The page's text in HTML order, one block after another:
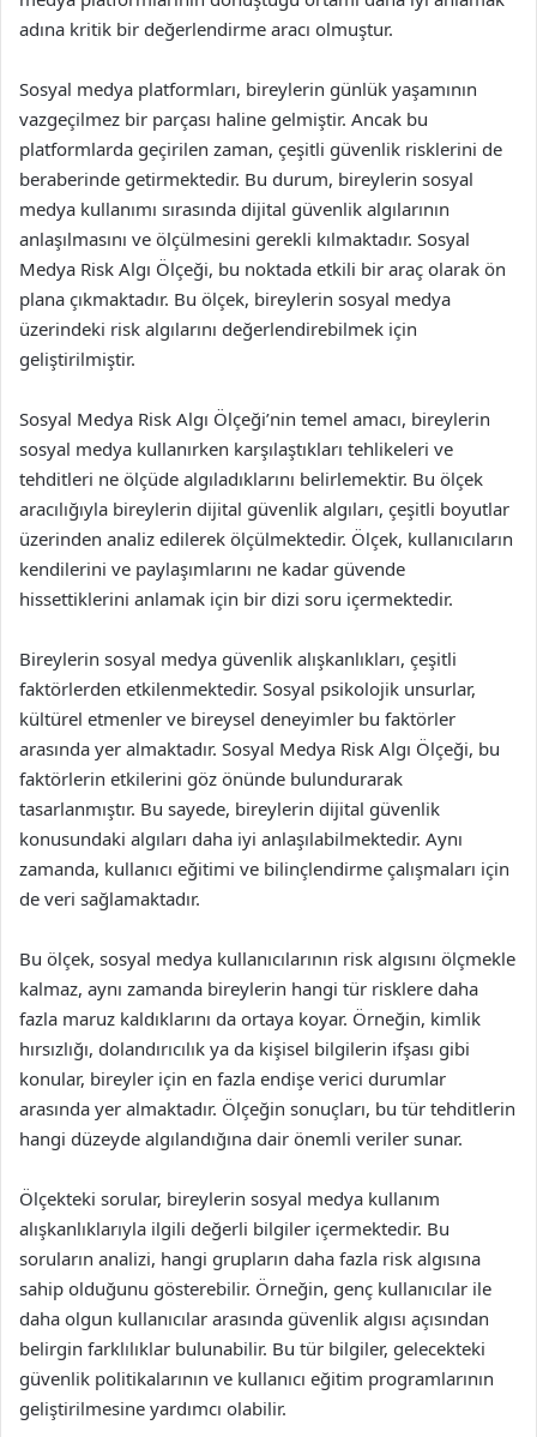
adına kritik bir değerlendirme aracı olmuştur.
Sosyal medya platformları, bireylerin günlük yaşamının
vazgeçilmez bir parçası haline gelmiştir. Ancak bu
platformlarda geçirilen zaman, çeşitli güvenlik risklerini de
beraberinde getirmektedir. Bu durum, bireylerin sosyal
medya kullanımı sırasında dijital güvenlik algılarının
anlaşılmasını ve ölçülmesini gerekli kılmaktadır. Sosyal
Medya Risk Algı Ölçeği, bu noktada etkili bir araç olarak ön
plana çıkmaktadır. Bu ölçek, bireylerin sosyal medya
üzerindeki risk algılarını değerlendirebilmek için
geliştirilmiştir.
Sosyal Medya Risk Algı Ölçeği’nin temel amacı, bireylerin
sosyal medya kullanırken karşılaştıkları tehlikeleri ve
tehditleri ne ölçüde algıladıklarını belirlemektir. Bu ölçek
aracılığıyla bireylerin dijital güvenlik algıları, çeşitli boyutlar
üzerinden analiz edilerek ölçülmektedir. Ölçek, kullanıcıların
kendilerini ve paylaşımlarını ne kadar güvende
hissettiklerini anlamak için bir dizi soru içermektedir.
Bireylerin sosyal medya güvenlik alışkanlıkları, çeşitli
faktörlerden etkilenmektedir. Sosyal psikolojik unsurlar,
kültürel etmenler ve bireysel deneyimler bu faktörler
arasında yer almaktadır. Sosyal Medya Risk Algı Ölçeği, bu
faktörlerin etkilerini göz önünde bulundurarak
tasarlanmıştır. Bu sayede, bireylerin dijital güvenlik
konusundaki algıları daha iyi anlaşılabilmektedir. Aynı
zamanda, kullanıcı eğitimi ve bilinçlendirme çalışmaları için
de veri sağlamaktadır.
Bu ölçek, sosyal medya kullanıcılarının risk algısını ölçmekle
kalmaz, aynı zamanda bireylerin hangi tür risklere daha
fazla maruz kaldıklarını da ortaya koyar. Örneğin, kimlik
hırsızlığı, dolandırıcılık ya da kişisel bilgilerin ifşası gibi
konular, bireyler için en fazla endişe verici durumlar
arasında yer almaktadır. Ölçeğin sonuçları, bu tür tehditlerin
hangi düzeyde algılandığına dair önemli veriler sunar.
Ölçekteki sorular, bireylerin sosyal medya kullanım
alışkanlıklarıyla ilgili değerli bilgiler içermektedir. Bu
soruların analizi, hangi grupların daha fazla risk algısına
sahip olduğunu gösterebilir. Örneğin, genç kullanıcılar ile
daha olgun kullanıcılar arasında güvenlik algısı açısından
belirgin farklılıklar bulunabilir. Bu tür bilgiler, gelecekteki
güvenlik politikalarının ve kullanıcı eğitim programlarının
geliştirilmesine yardımcı olabilir.